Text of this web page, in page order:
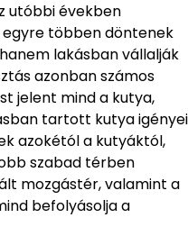
utóbbi években
többen döntenek
lakásban vállalják
azonban számos
jelent mind a kutya,
tartott kutya igényei
azokétól a kutyáktól,
szabad térben
mozgástér, valamint a
befolyásolja a